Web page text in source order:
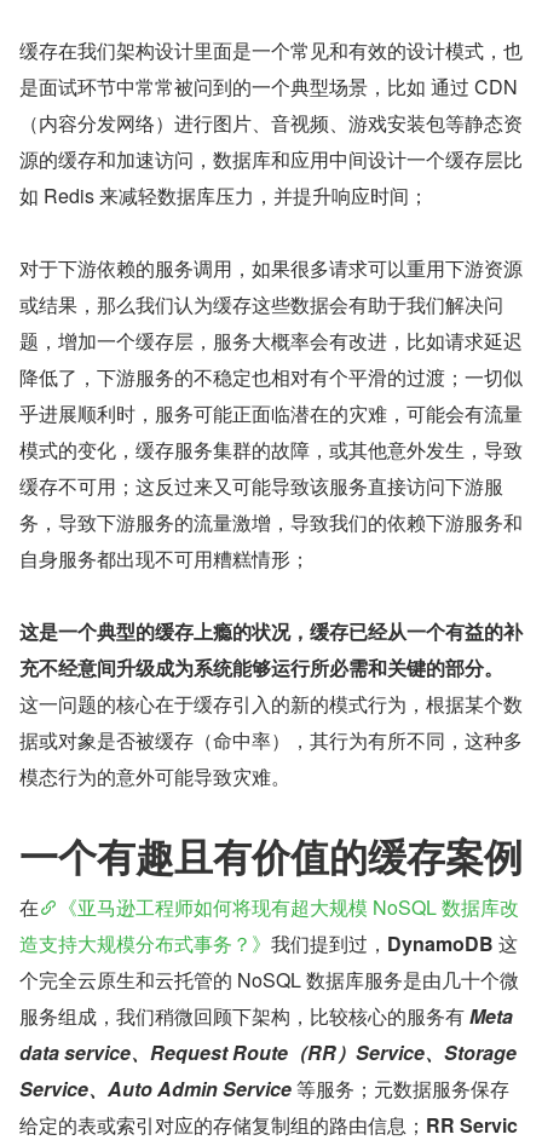
缓存在我们架构设计里面是一个常见和有效的设计模式，也
是面试环节中常常被问到的一个典型场景，比如 通过 CDN
（内容分发网络）进行图片、音视频、游戏安装包等静态资
源的缓存和加速访问，数据库和应用中间设计一个缓存层比
如 Redis 来减轻数据库压力，并提升响应时间；
对于下游依赖的服务调用，如果很多请求可以重用下游资源
或结果，那么我们认为缓存这些数据会有助于我们解决问
题，增加一个缓存层，服务大概率会有改进，比如请求延迟
降低了，下游服务的不稳定也相对有个平滑的过渡；一切似
乎进展顺利时，服务可能正面临潜在的灾难，可能会有流量
模式的变化，缓存服务集群的故障，或其他意外发生，导致
缓存不可用；这反过来又可能导致该服务直接访问下游服
务，导致下游服务的流量激增，导致我们的依赖下游服务和
自身服务都出现不可用糟糕情形；
这是一个典型的缓存上瘾的状况，缓存已经从一个有益的补
充不经意间升级成为系统能够运行所必需和关键的部分。
这一问题的核心在于缓存引入的新的模式行为，根据某个数
据或对象是否被缓存（命中率），其行为有所不同，这种多
模态行为的意外可能导致灾难。
一个有趣且有价值的缓存案例
在
《亚马逊工程师如何将现有超大规模 NoSQL 数据库改
造支持大规模分布式事务？》 我们提到过， DynamoDB 这
个完全云原生和云托管的 NoSQL 数据库服务是由几十个微
服务组成，我们稍微回顾下架构，比较核心的服务有 Meta
data service、Request Route（RR）Service、Storage
Service、Auto Admin Service等服务；元数据服务保存
给定的表或索引对应的存储复制组的路由信息； RR Servic